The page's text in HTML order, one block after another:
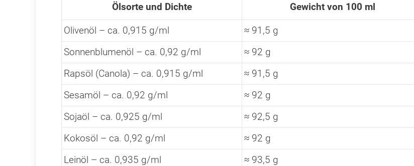
Ölsorte und Dichte Gewicht von 100 ml
Olivenöl – ca. 0,915 g/ml
≈ 91,5 g
Sonnenblumenöl – ca. 0,92 g/ml
≈ 92 g
Rapsöl (Canola) – ca. 0,915 g/ml
≈ 91,5 g
Sesamöl – ca. 0,92 g/ml
≈ 92 g
Sojaöl – ca. 0,925 g/ml
≈ 92,5 g
Kokosöl – ca. 0,92 g/ml
≈ 92 g
Leinöl – ca. 0,935 g/ml
≈ 93,5 g